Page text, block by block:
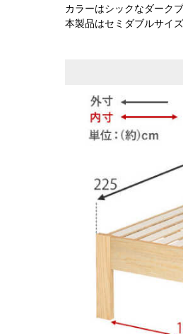
カラーはシックなダーク
本製品はセミダブルサイ